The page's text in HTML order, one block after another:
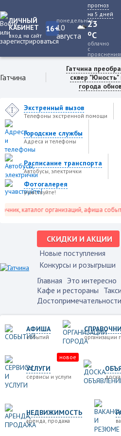
ЛИЧНЫЙ
КАБИНЕТ
вход на сайт
16+
понедельник
10
августа
прогноз
на 5 дней
23
oC
облачно
с
Гатчина
Гатчина
сквер
города
Экстренный вызов
Телефоны экстренной помощи
Городские службы
Адреса и телефоны
Расписание транспорта
Автобусы, электрички
Фотогалерея
учавствуйте!
каталог организаций, афиша событий
СКИДКИ И АКЦИИ
Новые поступления
Конкурсы и розыгрыши
Главная Это интересно
Кафе и рестораны Такси
Достопримечательности
АФИША
событий организации
УСЛУГИ
сервисы и услуги
новое
НЕДВИЖИМОСТЬ
аренда, продажа